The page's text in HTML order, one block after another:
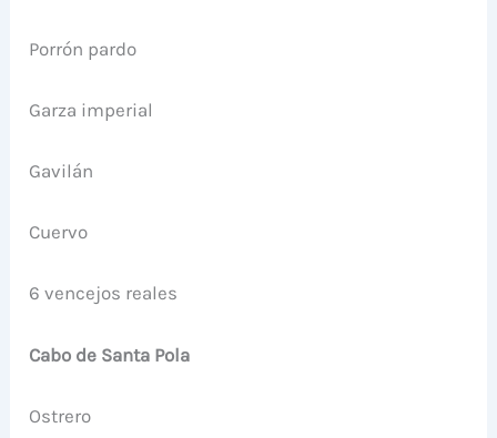
Porrón pardo
Garza imperial
Gavilán
Cuervo
6 vencejos reales
Cabo de Santa Pola
Ostrero